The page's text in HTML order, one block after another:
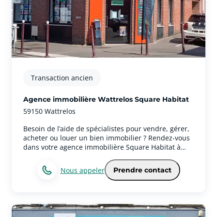
Transaction ancien
Agence immobilière Wattrelos Square Habitat
59150 Wattrelos
Besoin de l’aide de spécialistes pour vendre, gérer,
acheter ou louer un bien immobilier ? Rendez-vous
dans votre agence immobilière Square Habitat à
immobiliers.Votre agence immobilière couvre aussi
la ville de WattrelosVéritable partenaire de vie,
notre équipe vous accompagne avec passion et
immobilier.Les expertises et services immobiliers de
votre agence à WattrelosNos équipes vous
Prendre contact
Nous appeler